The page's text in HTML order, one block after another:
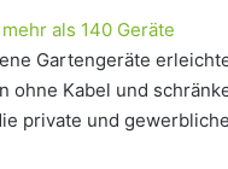
als 140 Geräte
Gartengeräte
ohne Kabel und
private und